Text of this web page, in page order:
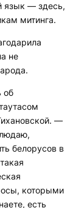
язык — здесь,
митинга.
не
об
—
белорусов в
которыми
есть